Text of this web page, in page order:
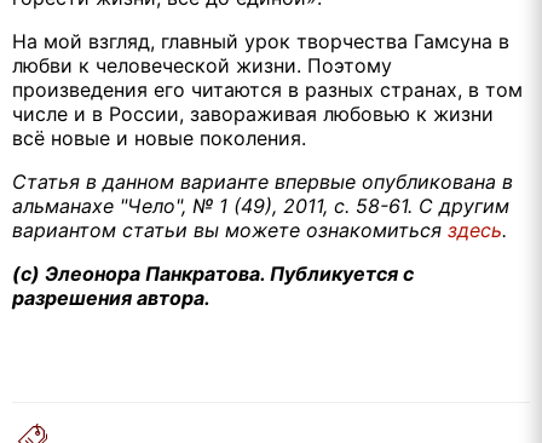
На мой взгляд, главный урок творчества Гамсуна в
любви к человеческой жизни. Поэтому
произведения его читаются в разных странах, в том
числе и в России, завораживая любовью к жизни
всё новые и новые поколения.
Статья в данном варианте впервые опубликована в
альманахе "Чело", № 1 (49), 2011, с. 58-61. С другим
вариантом статьи вы можете ознакомиться здесь.
(с) Элеонора Панкратова. Публикуется с
разрешения автора.